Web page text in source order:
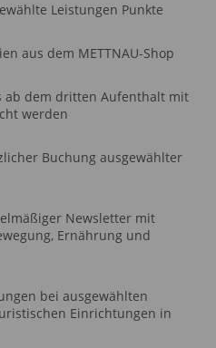
Leistungen Punkte
aus dem METTNAU-Shop
ab dem dritten Aufenthalt mit
werden
Buchung ausgewählter
Newsletter mit
Ernährung und
bei ausgewählten
Einrichtungen in